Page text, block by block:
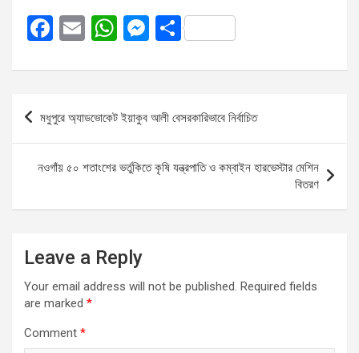
F
ce
o
o
k
E
ail
W
at
s
A
p
p
M
se
n
g
er
S
ar
Post
navigation
মধুপুরে অ্যাডভোকেট ইয়াকুব আলী বেসরকারিভাবে নির্বাচিত
নওগাঁয় ৫০ শতাংশের ভর্তুকিতে কৃষি যন্ত্রপাতি ও কম্বাইন হারভেস্টার মেশিন
বিতরণ
Leave a Reply
Your email address will not be published. Required fields
are marked *
Comment *